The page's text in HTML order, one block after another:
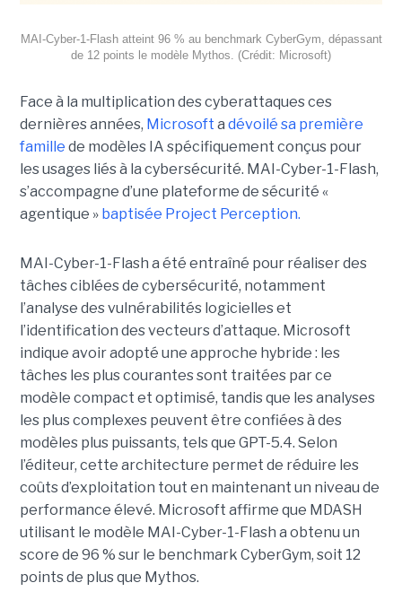
MAI-Cyber-1-Flash atteint 96 % au benchmark CyberGym, dépassant
de 12 points le modèle Mythos. (Crédit: Microsoft)
Face à la multiplication des cyberattaques ces
dernières années, Microsoft a dévoilé sa première
famille de modèles IA spécifiquement conçus pour
les usages liés à la cybersécurité. MAI-Cyber-1-Flash,
s’accompagne d’une plateforme de sécurité «
agentique » baptisée Project Perception.
MAI-Cyber-1-Flash a été entraîné pour réaliser des
tâches ciblées de cybersécurité, notamment
l’analyse des vulnérabilités logicielles et
l’identification des vecteurs d’attaque. Microsoft
indique avoir adopté une approche hybride : les
tâches les plus courantes sont traitées par ce
modèle compact et optimisé, tandis que les analyses
les plus complexes peuvent être confiées à des
modèles plus puissants, tels que GPT-5.4. Selon
l’éditeur, cette architecture permet de réduire les
coûts d’exploitation tout en maintenant un niveau de
performance élevé. Microsoft affirme que MDASH
utilisant le modèle MAI-Cyber-1-Flash a obtenu un
score de 96 % sur le benchmark CyberGym, soit 12
points de plus que Mythos.